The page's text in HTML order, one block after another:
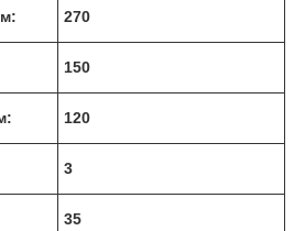
270
150
120
3
35